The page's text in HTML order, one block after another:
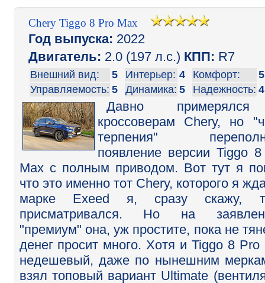
Chery Tiggo 8 Pro Max
Год выпуска: 2022
Двигатель: 2.0 (197 л.с.) КПП: R7
Внешний вид: 5 Интерьер: 4 Комфорт:
5
Управляемость: 5 Динамика: 5 Надежность: 4
Давно
кроссоверам Chery, но
терпения"
появление версии Tiggo
Max с полным приводом. Вот тут я
что это именно тот Chery, которого я
марке Exeed я, сразу скажу,
присматривался. Но на
"премиум" она, уж простите, пока не
денег просит много. Хотя и Tiggo 8 Pro
недешевый, даже по нынешним
взял топовый вариант Ultimate